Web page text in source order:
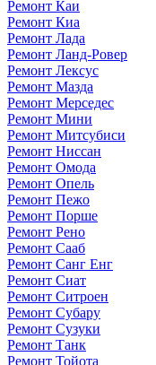
Ремонт Каи
Ремонт Киа
Ремонт Лада
Ремонт Ланд-Ровер
Ремонт Лексус
Ремонт Мазда
Ремонт Мерседес
Ремонт Мини
Ремонт Митсубиси
Ремонт Ниссан
Ремонт Омода
Ремонт Опель
Ремонт Пежо
Ремонт Порше
Ремонт Рено
Ремонт Сааб
Ремонт Санг Енг
Ремонт Сиат
Ремонт Ситроен
Ремонт Субару
Ремонт Сузуки
Ремонт Танк
Ремонт Тойота